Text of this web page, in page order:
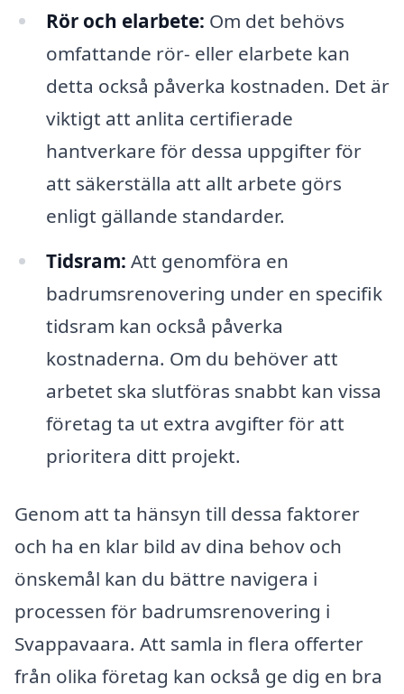
Rör och elarbete: Om det behövs
omfattande rör- eller elarbete kan
detta också påverka kostnaden. Det är
viktigt att anlita certifierade
hantverkare för dessa uppgifter för
att säkerställa att allt arbete görs
enligt gällande standarder.
Tidsram: Att genomföra en
badrumsrenovering under en specifik
tidsram kan också påverka
kostnaderna. Om du behöver att
arbetet ska slutföras snabbt kan vissa
företag ta ut extra avgifter för att
prioritera ditt projekt.
Genom att ta hänsyn till dessa faktorer
och ha en klar bild av dina behov och
önskemål kan du bättre navigera i
processen för badrumsrenovering i
Svappavaara. Att samla in flera offerter
från olika företag kan också ge dig en bra